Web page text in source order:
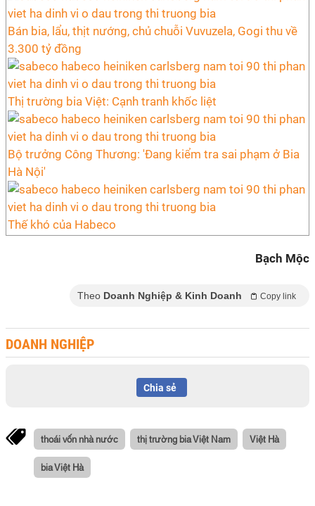
Bán bia, lẩu, thịt nướng, chủ chuỗi Vuvuzela, Gogi thu về
3.300 tỷ đồng
Thị trường bia Việt: Cạnh tranh khốc liệt
Bộ trưởng Công Thương: 'Đang kiểm tra sai phạm ở Bia
Hà Nội'
Thế khó của Habeco
Bạch Mộc
Theo Doanh Nghiệp & Kinh Doanh Copy link
DOANH NGHIỆP
Chia sẻ
thoái vốn nhà nước thị trường bia Việt Nam Việt Hà
bia Việt Hà